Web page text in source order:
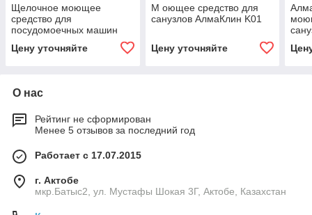
Щелочное моющее
средство для
посудомоечных машин
Цену уточняйте
М оющее средство для
санузлов АлмаКлин K01
Цену уточняйте
О нас
Рейтинг не сформирован
Менее 5 отзывов за последний год
Работает с 17.07.2015
г. Актобе
мкр.Батыс2, ул. Мустафы Шокая 3Г, Актобе, Казахстан